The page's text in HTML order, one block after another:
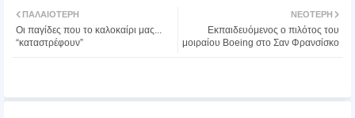
ter atsa
ΝΕΌΤΕΡΗ
Εκπαιδευόμενος ο πιλότος του
μοιραίου Boeing στο Σαν Φρανσίσκο
ΠΑΛΑΙΌΤΕΡΗ
Οι παγίδες που το καλοκαίρι μας...
“καταστρέφουν”